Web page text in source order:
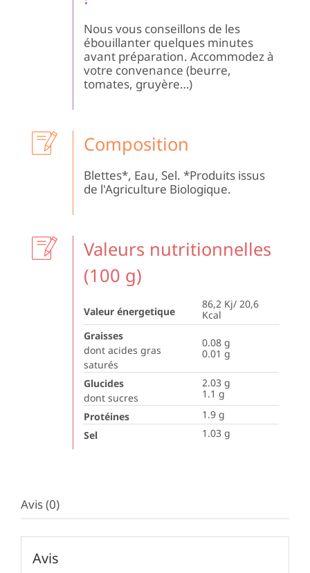
Nous vous conseillons de les
ébouillanter quelques minutes
avant préparation. Accommodez à
votre convenance (beurre,
tomates, gruyère…)
Composition
Blettes*, Eau, Sel. *Produits issus
de l'Agriculture Biologique.
Valeurs nutritionnelles
(100 g)
Valeur énergetique
86,2 Kj/ 20,6
Kcal
Graisses
dont acides gras
saturés
0.08 g
0.01 g
Glucides
dont sucres
2.03 g
1.1 g
Protéines
1.9 g
Sel
1.03 g
Avis (0)
Avis